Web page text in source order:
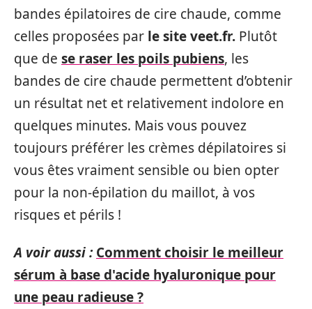
bandes épilatoires de cire chaude, comme
celles proposées par le site veet.fr. Plutôt
que de se raser les poils pubiens, les
bandes de cire chaude permettent d’obtenir
un résultat net et relativement indolore en
quelques minutes. Mais vous pouvez
toujours préférer les crèmes dépilatoires si
vous êtes vraiment sensible ou bien opter
pour la non-épilation du maillot, à vos
risques et périls !
A voir aussi : Comment choisir le meilleur
sérum à base d'acide hyaluronique pour
une peau radieuse ?